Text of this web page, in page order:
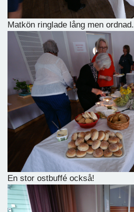
Matkön ringlade lång men ordnad.
En stor ostbuffé också!